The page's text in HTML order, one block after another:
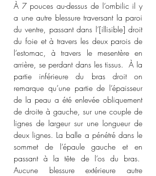
À 7 pouces au-dessus de l’ombilic il y
a une autre blessure traversant la paroi
du ventre, passant dans l’[illisible] droit
du foie et à travers les deux parois de
l’estomac, à travers le mesentère en
arrière, se perdant dans les tissus.  À la
partie inférieure du bras droit on
remarque qu’une partie de l’épaisseur
de la peau a été enlevée obliquement
de droite à gauche, sur une couple de
lignes de largeur sur une longueur de
deux lignes. La balle a pénétré dans le
sommet de l’épaule gauche et en
passant à la tête de l’os du bras.
Aucune blessure extérieure autre